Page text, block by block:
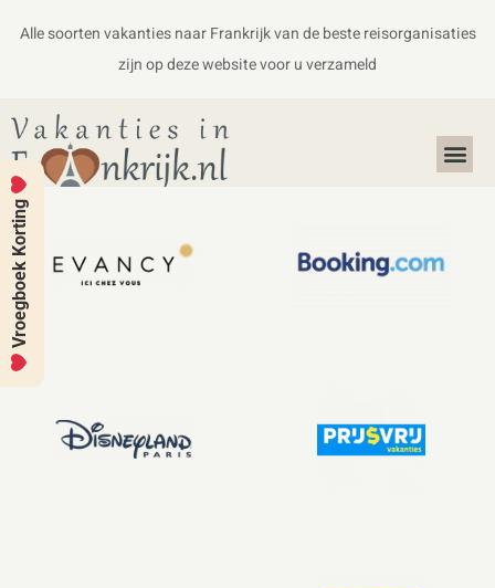
Alle soorten vakanties naar Frankrijk van de beste reisorganisaties
zijn op deze website voor u verzameld
Vroegboek Korting